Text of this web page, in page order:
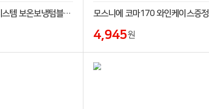
트레킹 맥주캔 시스템 보온보냉텀블러 650ml 모스니에 코마170 와인케이스증정
4,945원